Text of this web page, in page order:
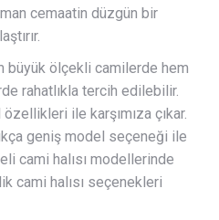
cemaatin düzgün bir
büyük ölçekli camilerde hem
rahatlıkla tercih edilebilir.
ile karşımıza çıkar.
geniş model seçeneği ile
cami halısı modellerinde
cami halısı seçenekleri